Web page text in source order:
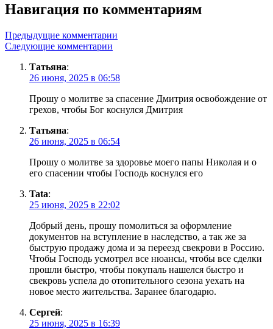
Навигация по комментариям
Предыдущие комментарии
Следующие комментарии
Татьяна:
26 июня, 2025 в 06:58
Прошу о молитве за спасение Дмитрия освобождение от
грехов, чтобы Бог коснулся Дмитрия
Татьяна:
26 июня, 2025 в 06:54
Прошу о молитве за здоровье моего папы Николая и о
его спасении чтобы Господь коснулся его
Tata:
25 июня, 2025 в 22:02
Добрый день, прошу помолиться за оформление
документов на вступление в наследство, а так же за
быструю продажу дома и за переезд свекрови в Россию.
Чтобы Господь усмотрел все нюансы, чтобы все сделки
прошли быстро, чтобы покупаль нашелся быстро и
свекровь успела до отопительного сезона уехать на
новое место жительства. Заранее благодарю.
Сергей:
25 июня, 2025 в 16:39